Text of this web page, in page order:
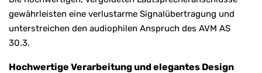
gewährleisten eine verlustarme Signalübertragung und
unterstreichen den audiophilen Anspruch des AVM AS
30.3.
Hochwertige Verarbeitung und elegantes Design